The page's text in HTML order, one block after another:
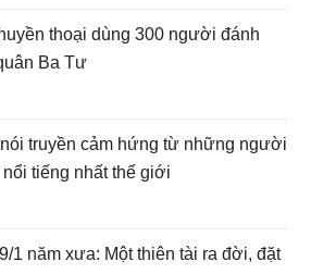
thoại dùng 300 người đánh
Ba Tư
truyền cảm hứng từ những người
tiếng nhất thế giới
1 năm xưa: Một thiên tài ra đời, đặt